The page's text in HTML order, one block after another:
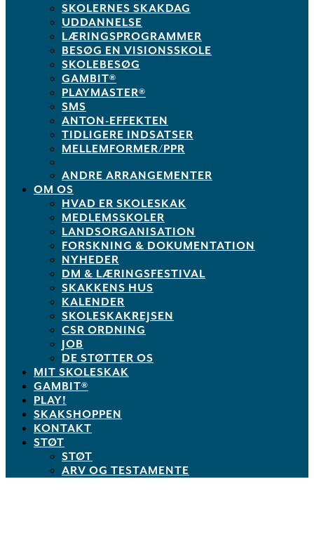
SKOLERNES SKAKDAG
UDDANNELSE
LÆRINGSPROGRAMMER
BESØG EN VISIONSSKOLE
SKOLEBESØG
GAMBIT®
PLAYMASTER®
SMS
ANTON-EFFEKTEN
TIDLIGERE INDSATSER
MELLEMFORMER/PPR
ANDRE ARRANGEMENTER
OM OS
HVAD ER SKOLESKAK
MEDLEMSSKOLER
LANDSORGANISATION
FORSKNING & DOKUMENTATION
NYHEDER
DM & LÆRINGSFESTIVAL
SKAKKENS HUS
KALENDER
SKOLESKAKREJSEN
CSR ORDNING
JOB
DE STØTTER OS
MIT SKOLESKAK
GAMBIT®
PLAY!
SKAKSHOPPEN
KONTAKT
STØT
STØT
ARV OG TESTAMENTE